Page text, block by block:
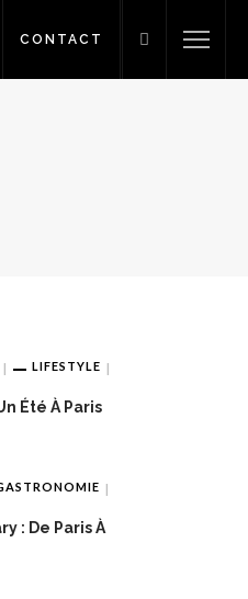
CONTACT
LIFESTYLE
Été À Paris
: De Paris À